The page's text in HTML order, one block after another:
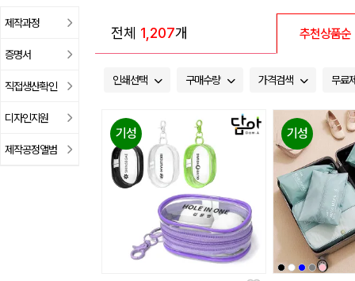
제작과정
증명서
직접생산확인
디자인지원
제작공정앨범
전체 1,207개 추천상품순
인쇄선택 구매수량 가격검색 무료
기성 기성